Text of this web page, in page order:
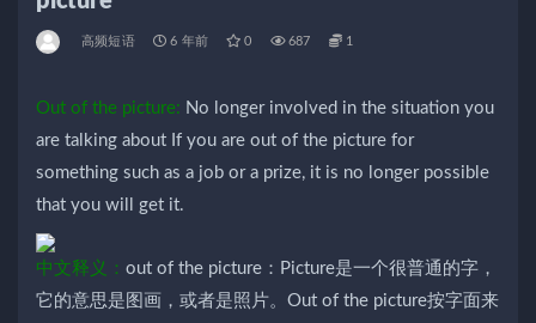
高频短语 6 年前 0 687 1
Out of the picture: No longer involved in the situation you
are talking about If you are out of the picture for
something such as a job or a prize, it is no longer possible
that you will get it.
中文释义： out of the picture：Picture是一个很普通的字，
它的意思是图画，或者是照片。Out of the picture按字面来